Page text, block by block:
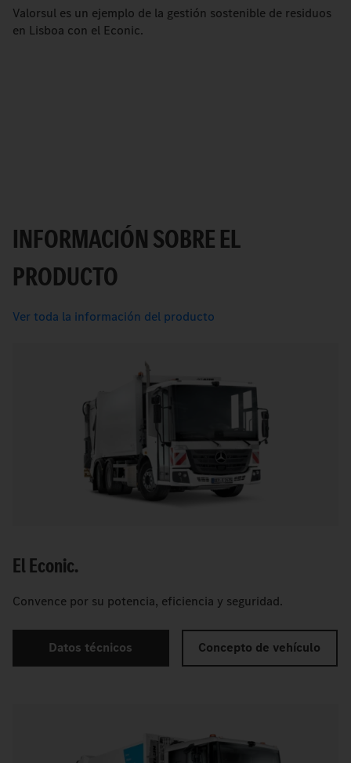
Valorsul es un ejemplo de la gestión sostenible de residuos
en Lisboa con el Econic.
INFORMACIÓN SOBRE EL
PRODUCTO
Ver toda la información del producto
El Econic.
Convence por su potencia, eficiencia y seguridad.
Datos técnicos Concepto de vehículo